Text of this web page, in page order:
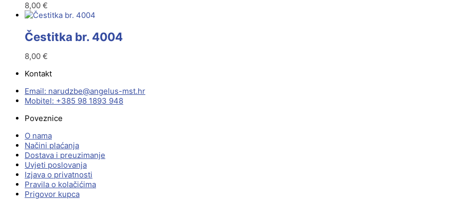
8,00 €
Čestitka br. 4004
8,00 €
Kontakt
Email:
rh.tsm-sulegna
@ebzduran
Mobitel: +385 98 1893 948
Poveznice
O nama
Načini plaćanja
Dostava i preuzimanje
Uvjeti poslovanja
Izjava o privatnosti
Pravila o kolačićima
Prigovor kupca